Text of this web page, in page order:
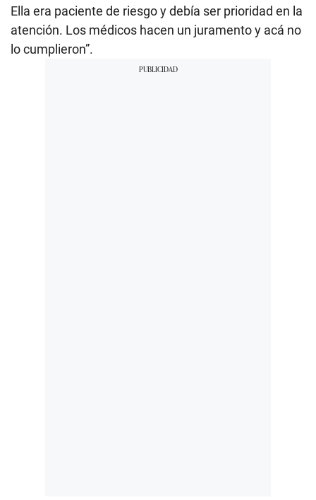
Ella era paciente de riesgo y debía ser prioridad en la
atención. Los médicos hacen un juramento y acá no
lo cumplieron”.